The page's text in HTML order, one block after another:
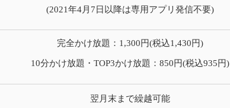
(2021年4月7日以降は専用アプリ発信不要)
完全かけ放題：1,300円(税込1,430円)
10分かけ放題・TOP3かけ放題：850円(税込935円)
翌月末まで繰越可能